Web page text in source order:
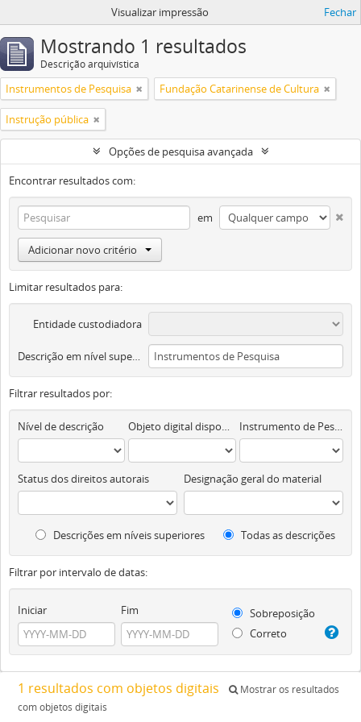
Visualizar impressão Fechar
Mostrando 1 resultados
Descrição arquivística
Instrumentos de Pesquisa Fundação Catarinense de Cultura
Instrução pública
Opções de pesquisa avançada
Encontrar resultados com:
em
Adicionar novo critério
Limitar resultados para:
Entidade custodiadora
Descrição em nível superior
Filtrar resultados por:
Nível de descrição Objeto digital disponível Instrumento de Pesquisa
Status dos direitos autorais Designação geral do material
Descrições em níveis superiores Todas as descrições
Filtrar por intervalo de datas:
Iniciar Fim
Sobreposição
Correto
1 resultados com objetos digitais
Mostrar os resultados
com objetos digitais